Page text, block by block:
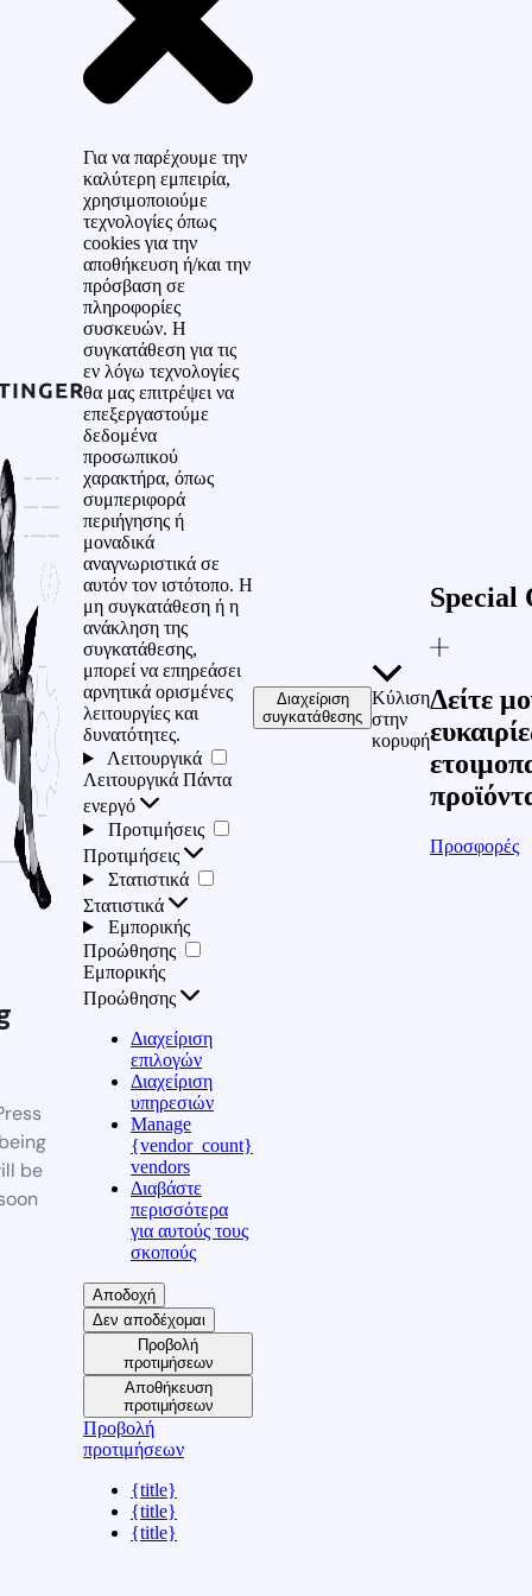
be
Για να παρέχουμε την
καλύτερη εμπειρία,
χρησιμοποιούμε
τεχνολογίες όπως
cookies για την
αποθήκευση ή/και την
πρόσβαση σε
πληροφορίες
συσκευών. Η
συγκατάθεση για τις
εν λόγω τεχνολογίες
θα μας επιτρέψει να
επεξεργαστούμε
δεδομένα
προσωπικού
χαρακτήρα, όπως
συμπεριφορά
περιήγησης ή
μοναδικά
αναγνωριστικά σε
αυτόν τον ιστότοπο. Η
μη συγκατάθεση ή η
ανάκληση της
συγκατάθεσης,
μπορεί να επηρεάσει
αρνητικά ορισμένες
λειτουργίες και
δυνατότητες.
Λειτουργικά
Λειτουργικά Πάντα
ενεργό
Προτιμήσεις
Προτιμήσεις
Στατιστικά
Στατιστικά
Εμπορικής
Προώθησης
Εμπορικής
Προώθησης
Διαχείριση
επιλογών
Διαχείριση
υπηρεσιών
Manage
{vendor_count}
vendors
Διαβάστε
περισσότερα
για αυτούς τους
σκοπούς
Αποδοχή
Δεν αποδέχομαι
Προβολή
προτιμήσεων
Αποθήκευση
προτιμήσεων
Προβολή
προτιμήσεων
{title}
{title}
{title}
Διαχείριση
συγκατάθεσης
Κύλιση
στην
κορυφή
Special
Δείτε
Προσφορές